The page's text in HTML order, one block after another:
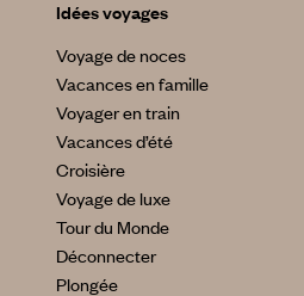
Idées voyages
Voyage de noces
Vacances en famille
Voyager en train
Vacances d’été
Croisière
Voyage de luxe
Tour du Monde
Déconnecter
Plongée